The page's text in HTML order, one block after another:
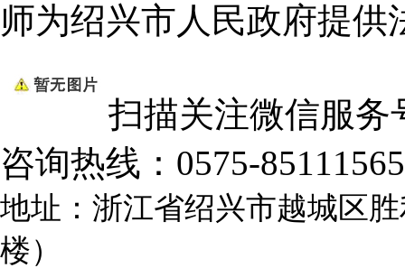
师为绍兴市人民政府提供
扫描关注微信服务
咨询热线： 0575-85111565
地址：浙江省绍兴市越城区
楼）